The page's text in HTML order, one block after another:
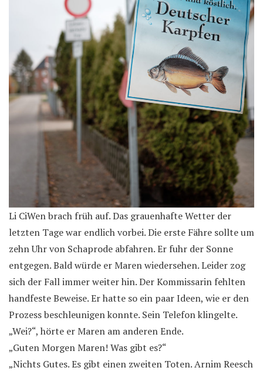
Li CiWen brach früh auf. Das grauenhafte Wetter der
letzten Tage war endlich vorbei. Die erste Fähre sollte um
zehn Uhr von Schaprode abfahren. Er fuhr der Sonne
entgegen. Bald würde er Maren wiedersehen. Leider zog
sich der Fall immer weiter hin. Der Kommissarin fehlten
handfeste Beweise. Er hatte so ein paar Ideen, wie er den
Prozess beschleunigen konnte. Sein Telefon klingelte.
„Wei?“, hörte er Maren am anderen Ende.
„Guten Morgen Maren! Was gibt es?“
„Nichts Gutes. Es gibt einen zweiten Toten. Arnim Reesch